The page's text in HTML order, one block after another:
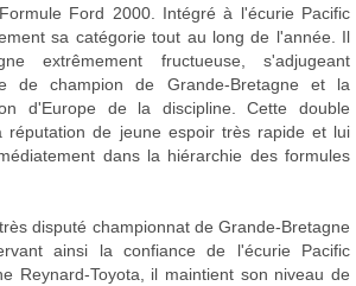
Ford 2000. Intégré à l'écurie Pacific
sa catégorie tout au long de l'année. Il
extrêmement fructueuse, s'adjugeant
de champion de Grande-Bretagne et la
d'Europe de la discipline. Cette double
réputation de jeune espoir très rapide et lui
dans la hiérarchie des formules
disputé championnat de Grande-Bretagne
ainsi la confiance de l'écurie Pacific
Reynard-Toyota, il maintient son niveau de